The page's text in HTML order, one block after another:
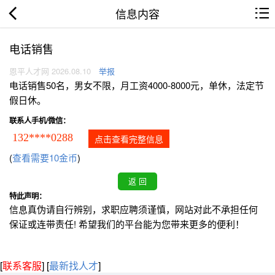
信息内容
电话销售
恩平人才网 2026.08.10 举报
电话销售50名，男女不限，月工资4000-8000元，单休，法定节
假日休。
联系人手机/微信：
132****0288 点击查看完整信息
(查看需要10金币)
特此声明：
信息真伪请自行辨别，求职应聘须谨慎，网站对此不承担任何
保证或连带责任! 希望我们的平台能为您带来更多的便利！
[联系客服] [最新找人才]